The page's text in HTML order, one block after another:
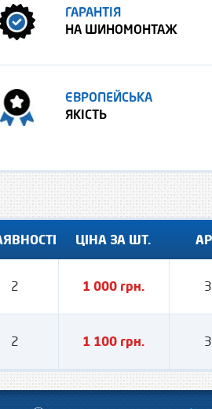
ГАРАНТІЯ
НА ШИНОМОНТАЖ
ЄВРОПЕЙСЬКА
ЯКІСТЬ
ЦІНА ЗА ШТ.
2 1 000 грн.
2 1 100 грн.